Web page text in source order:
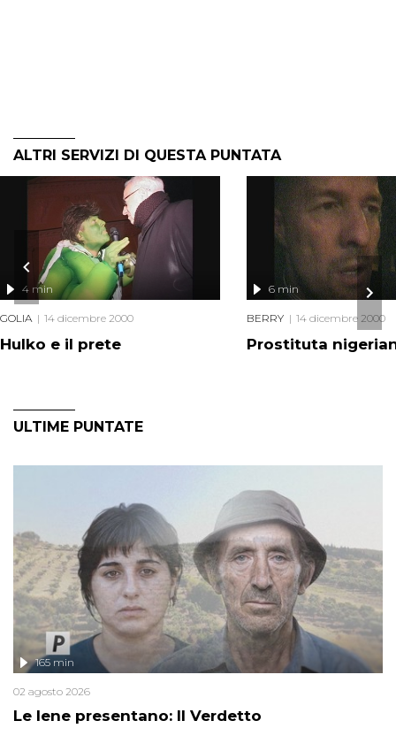
ALTRI SERVIZI DI QUESTA PUNTATA
Hulko e il prete
4 min
GOLIA 14 dicembre 2000
Prostituta
6 min
BERRY 14 dicembre 2000
ULTIME PUNTATE
Le Iene presentano: Il Verdetto
165 min
02 agosto 2026